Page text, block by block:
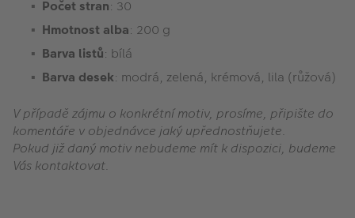
Počet stran: 30
Hmotnost alba: 200 g
Barva listů: bílá
Barva desek: modrá, zelená, krémová, lila (růžová)
V případě zájmu o konkrétní motiv, prosíme, připište do
komentáře v objednávce jaký upřednostňujete.
Pokud již daný motiv nebudeme mít k dispozici, budeme
Vás kontaktovat.